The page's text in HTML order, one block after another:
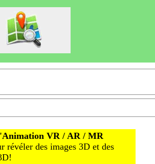
VR / AR / MR
révéler des images 3D et des